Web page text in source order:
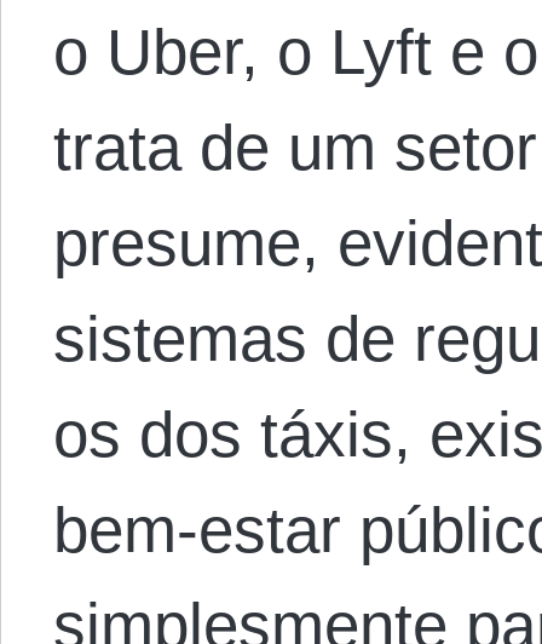
o Uber, o Lyft e
trata de um
presume,
sistemas de
os dos táxis,
bem-estar
simplesmente